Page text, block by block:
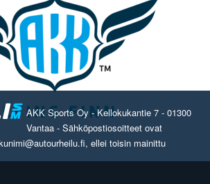
AKK Sports Oy - Kellokukantie 7 - 01300
Vantaa - Sähköpostiosoitteet ovat
ellei toisin mainittu